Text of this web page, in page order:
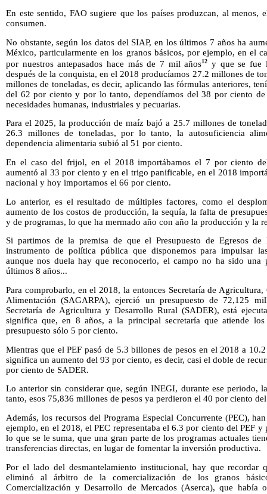
En este sentido, FAO sugiere que los países produzcan, al menos,
consumen.
No obstante, según los datos del SIAP, en los últimos 7 años ha
México, particularmente en los granos básicos, por ejemplo, en el
por nuestros antepasados hace más de 7 mil años12
y que se fue
después de la conquista, en el 2018 producíamos 27.2 millones de
millones de toneladas, es decir, aplicando las fórmulas anteriores,
del 62 por ciento y por lo tanto, dependíamos del 38 por ciento de
necesidades humanas, industriales y pecuarias.
Para el 2025, la producción de maíz bajó a 25.7 millones de
26.3 millones de toneladas, por lo tanto, la autosuficiencia
dependencia alimentaria subió al 51 por ciento.
En el caso del frijol, en el 2018 importábamos el 7 por ciento
aumentó al 33 por ciento y en el trigo panificable, en el 2018
nacional y hoy importamos el 66 por ciento.
Lo anterior, es el resultado de múltiples factores, como el
aumento de los costos de producción, la sequía, la falta de
y de programas, lo que ha mermado año con año la producción y la
Si partimos de la premisa de que el Presupuesto de Egresos
instrumento de política pública que disponemos para impulsar
aunque nos duela hay que reconocerlo, el campo no ha sido una
últimos 8 años...
Para comprobarlo, en el 2018, la entonces Secretaría de
Alimentación (SAGARPA), ejerció un presupuesto de 72,125
Secretaría de Agricultura y Desarrollo Rural (SADER), está
significa que, en 8 años, a la principal secretaría que atiende
presupuesto sólo 5 por ciento.
Mientras que el PEF pasó de 5.3 billones de pesos en el 2018 a
significa un aumento del 93 por ciento, es decir, casi el doble de
por ciento de SADER.
Lo anterior sin considerar que, según INEGI, durante ese periodo,
tanto, esos 75,836 millones de pesos ya perdieron el 40 por ciento
Además, los recursos del Programa Especial Concurrente (PEC),
ejemplo, en el 2018, el PEC representaba el 6.3 por ciento del PEF
lo que se le suma, que una gran parte de los programas actuales
transferencias directas, en lugar de fomentar la inversión productiva.
Por el lado del desmantelamiento institucional, hay que recordar
eliminó al árbitro de la comercialización de los granos
Comercialización y Desarrollo de Mercados (Aserca), que había